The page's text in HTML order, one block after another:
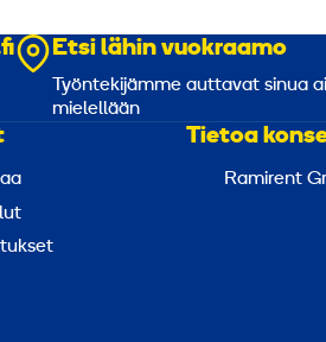
Etsi lähin vuokraamo
Työntekijämme auttavat sinua
mielellään
Tietoa
Ramirent